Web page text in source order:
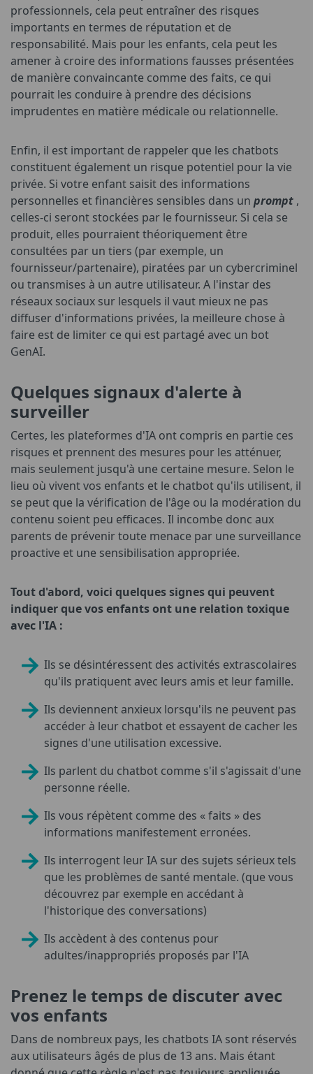
professionnels, cela peut entraîner des risques
importants en termes de réputation et de
responsabilité. Mais pour les enfants, cela peut les
amener à croire des informations fausses présentées
de manière convaincante comme des faits, ce qui
pourrait les conduire à prendre des décisions
imprudentes en matière médicale ou relationnelle.
Enfin, il est important de rappeler que les chatbots
constituent également un risque potentiel pour la vie
privée. Si votre enfant saisit des informations
personnelles et financières sensibles dans un prompt ,
celles-ci seront stockées par le fournisseur. Si cela se
produit, elles pourraient théoriquement être
consultées par un tiers (par exemple, un
fournisseur/partenaire), piratées par un cybercriminel
ou transmises à un autre utilisateur. A l'instar des
réseaux sociaux sur lesquels il vaut mieux ne pas
diffuser d'informations privées, la meilleure chose à
faire est de limiter ce qui est partagé avec un bot
GenAI.
Quelques signaux d'alerte à
surveiller
Certes, les plateformes d'IA ont compris en partie ces
risques et prennent des mesures pour les atténuer,
mais seulement jusqu'à une certaine mesure. Selon le
lieu où vivent vos enfants et le chatbot qu'ils utilisent, il
se peut que la vérification de l'âge ou la modération du
contenu soient peu efficaces. Il incombe donc aux
parents de prévenir toute menace par une surveillance
proactive et une sensibilisation appropriée.
Tout d'abord, voici quelques signes qui peuvent
indiquer que vos enfants ont une relation toxique
avec l'IA :
Ils se désintéressent des activités extrascolaires
qu'ils pratiquent avec leurs amis et leur famille.
Ils deviennent anxieux lorsqu'ils ne peuvent pas
accéder à leur chatbot et essayent de cacher les
signes d'une utilisation excessive.
Ils parlent du chatbot comme s'il s'agissait d'une
personne réelle.
Ils vous répètent comme des « faits » des
informations manifestement erronées.
Ils interrogent leur IA sur des sujets sérieux tels
que les problèmes de santé mentale. (que vous
découvrez par exemple en accédant à
l'historique des conversations)
Ils accèdent à des contenus pour
adultes/inappropriés proposés par l'IA
Prenez le temps de discuter avec
vos enfants
Dans de nombreux pays, les chatbots IA sont réservés
aux utilisateurs âgés de plus de 13 ans. Mais étant